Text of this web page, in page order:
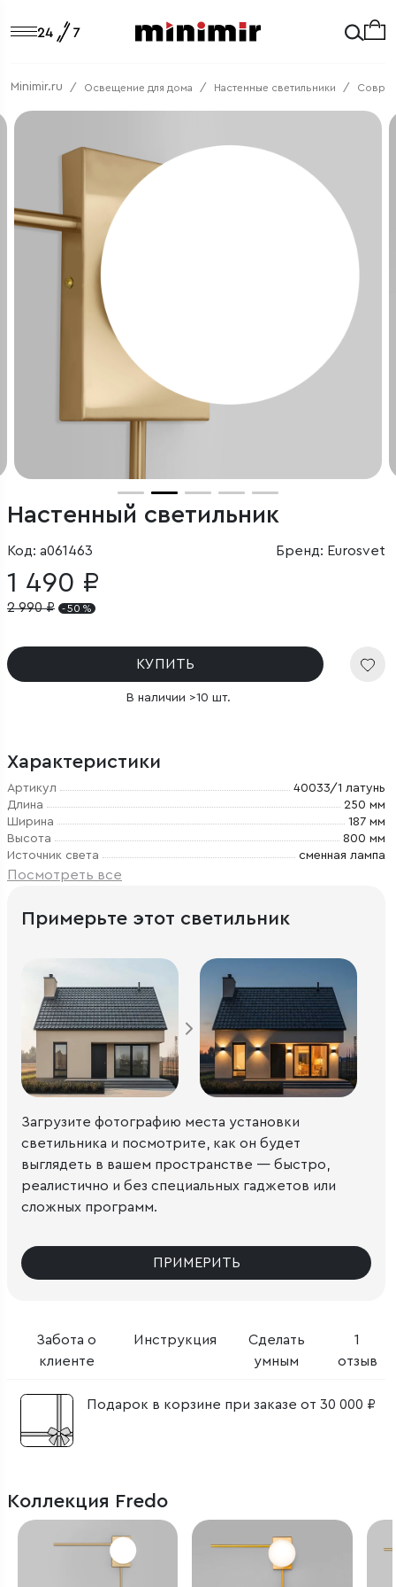
Minimir.ru Освещение для дома Настенные светильники
Настенный светильник
Код: a061463 Бренд: Eurosvet
1 490 ₽
2 990₽ - 50 %
КУПИТЬ
В наличии >10 шт.
Характеристики
Артикул
40033/1 латунь
Длина
250 мм
Ширина
187 мм
Высота
800 мм
Источник света
сменная лампа
Посмотреть все
Забота о
клиенте
Инструкция
Сделать
умным
1
отзыв
Подарок в корзине при заказе от 30 000 ₽
Примерьте этот светильник
Загрузите фотографию места установки
светильника и посмотрите, как он будет
выглядеть в вашем пространстве — быстро,
реалистично и без специальных гаджетов или
сложных программ.
ПРИМЕРИТЬ
Коллекция Fredo